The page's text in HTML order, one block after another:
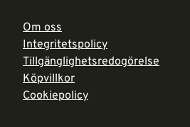
Om oss
Integritetspolicy
Tillgänglighetsredogörelse
Köpvillkor
Cookiepolicy